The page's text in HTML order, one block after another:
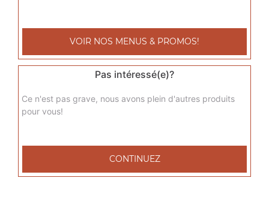
oignons, chèvre
23.00€
del grec méga
23.00€
VOIR NOS MENUS & PROMOS!
Pas intéressé(e)?
Ce n'est pas grave, nous avons plein d'autres produits
pour vous!
CONTINUEZ